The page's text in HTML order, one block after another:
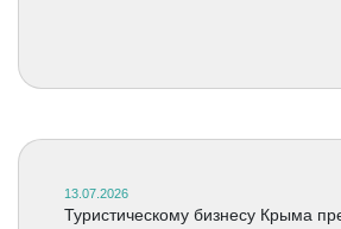
13.07.2026
Туристическому бизнесу Крыма